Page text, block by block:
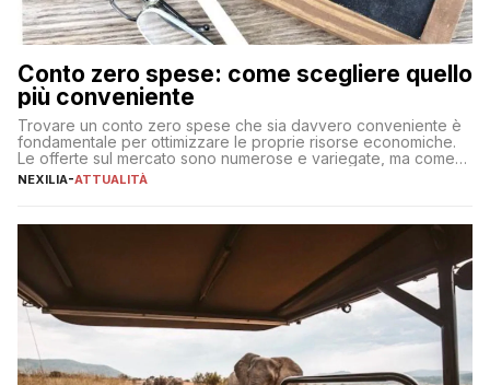
Conto zero spese: come scegliere quello
più conveniente
Trovare un conto zero spese che sia davvero conveniente è
fondamentale per ottimizzare le proprie risorse economiche.
Le offerte sul mercato sono numerose e variegate, ma come
individuare quella più adatta alle proprie esigenze senza
sul […]
NEXILIA-ATTUALITÀ